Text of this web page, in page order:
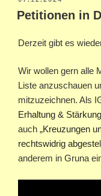
AM
Petitionen in
Derzeit gibt es
Wir wollen gern alle
Liste anzuschauen
mitzuzeichnen. Als
Erhaltung &
auch „Kreuzungen
rechtswidrig
anderem in Gruna